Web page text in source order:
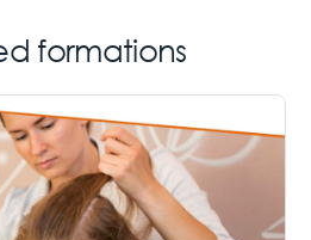
formations